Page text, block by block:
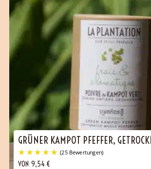
GRÜNER KAMPOT PFEFFER,
VON 9,54 €